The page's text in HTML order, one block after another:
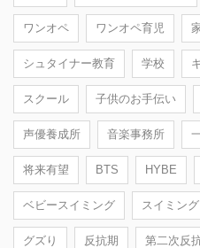
ワンオペ ワンオペ育児
シュタイナー教育 学校
スクール 子供のお手伝い
声優養成所 音楽事務所
将来有望 BTS HYBE
ベビースイミング スイミン
グズり 反抗期 第二次反